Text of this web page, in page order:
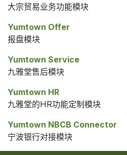
大宗贸易业务功能模块
Yumtown Offer
报盘模块
Yumtown Service
九雅堂售后模块
Yumtown HR
九雅堂的HR功能定制模块
Yumtown NBCB Connector
宁波银行对接模块